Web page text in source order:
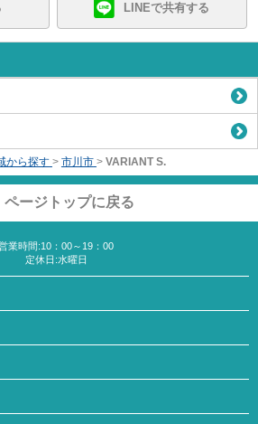
LINEで共有する
から探す > 市川市 > VARIANT S.
ページトップに戻る
業時間:10：00～19：00
定休日:水曜日